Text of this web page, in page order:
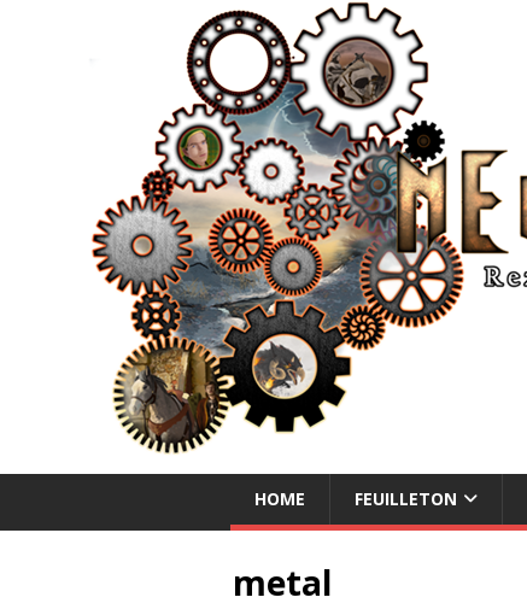
NEUE ABENTEUER
HOME FEUILLETON
metal